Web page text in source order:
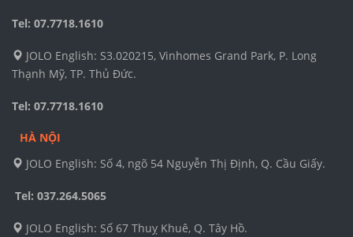
Tel: 07.7718.1610
JOLO English: S3.020215, Vinhomes Grand Park, P. Long
Thạnh Mỹ, TP. Thủ Đức.
Tel: 07.7718.1610
HÀ NỘI
JOLO English: Số 4, ngõ 54 Nguyễn Thị Định, Q. Cầu Giấy.
Tel: 037.264.5065
JOLO English: Số 67 Thuỵ Khuê, Q. Tây Hồ.